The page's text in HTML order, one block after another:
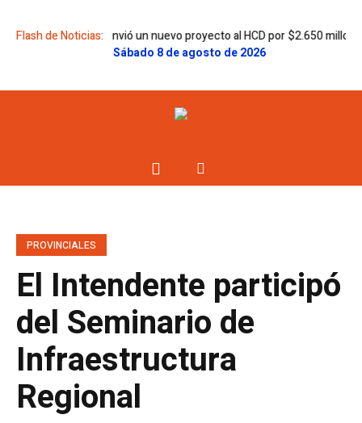
Flash de Noticias:
Egüen envió un nuevo proyecto al HCD por $2.650 millones para la
Sábado 8 de agosto de 2026
PROVINCIALES
El Intendente participó
del Seminario de
Infraestructura
Regional